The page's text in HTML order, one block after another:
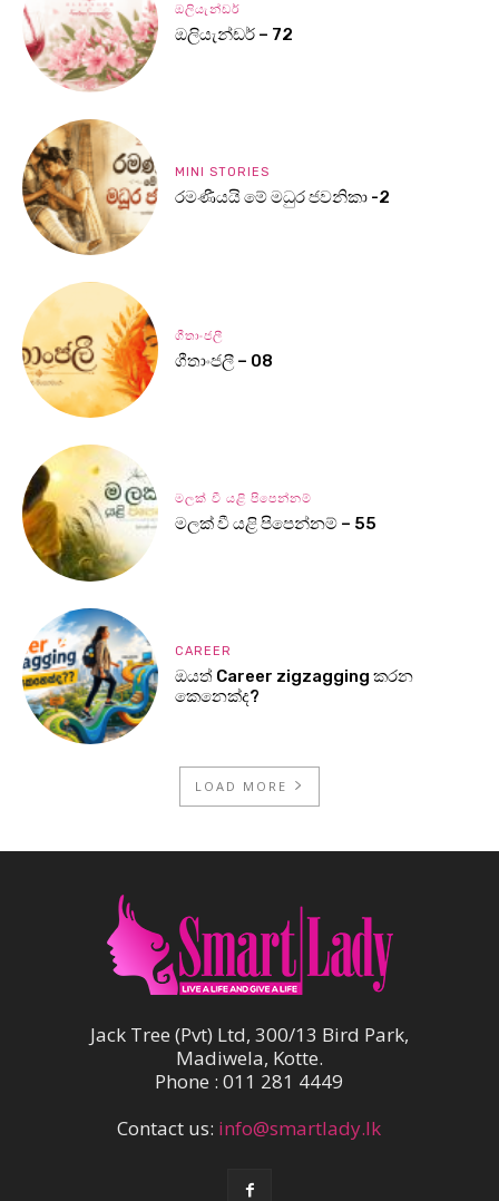
ඔලියැන්ඩර්
ඔලියැන්ඩර් – 72
MINI STORIES
රමණීයයි මේ මධුර ජවනිකා -2
ගීතාංජලී
ගීතාංජලී – 08
මලක් වී යළි පිපෙන්නම්
මලක් වී යළි පිපෙන්නම් – 55
CAREER
ඔයත් Career zigzagging කරන
කෙනෙක්ද?
LOAD MORE
Jack Tree (Pvt) Ltd, 300/13 Bird Park,
Madiwela, Kotte.
Phone : 011 281 4449
Contact us: info@smartlady.lk